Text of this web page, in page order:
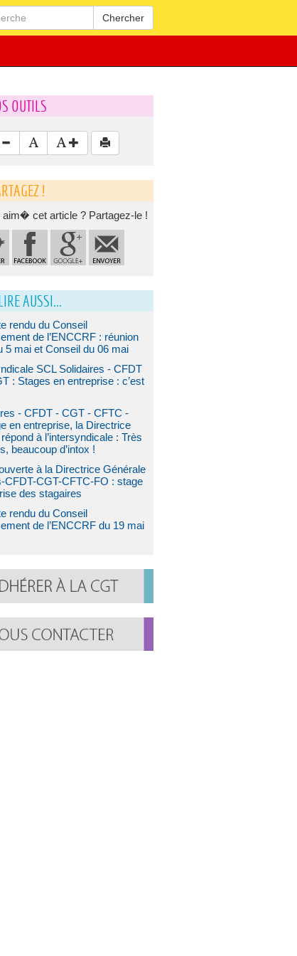
Chercher
OUTILS
!
aim� cet article ? Partagez-le !
AUSSI...
rendu du Conseil
de l’ENCCRF : réunion
5 mai et Conseil du 06 mai
SCL Solidaires - CFDT
: Stages en entreprise : c’est
- CFDT - CGT - CFTC -
en entreprise, la Directrice
à l’intersyndicale : Très
beaucoup d’intox !
à la Directrice Générale
CFDT-CGT-CFTC-FO : stage
des stagaires
rendu du Conseil
de l’ENCCRF du 19 mai